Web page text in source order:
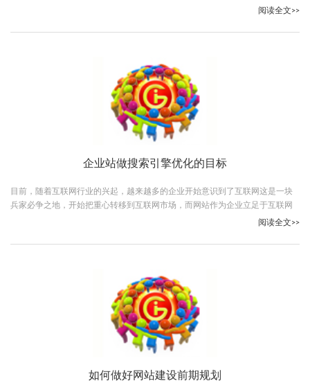
阅读全文>>
企业站做搜索引擎优化的目标
目前，随着互联网行业的兴起，越来越多的企业开始意识到了互联网这是一块
兵家必争之地，开始把重心转移到互联网市场，而网站作为企业立足于互联网
阅读全文>>
如何做好网站建设前期规划